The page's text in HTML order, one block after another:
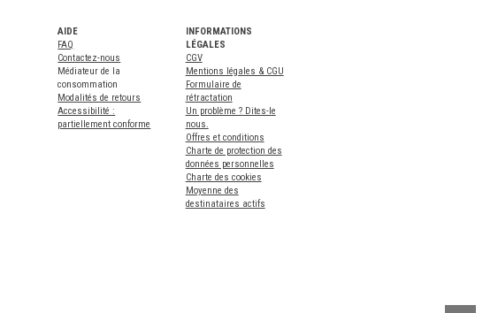
AIDE
FAQ
Contactez-nous
Médiateur de la
consommation
Modalités de retours
Accessibilité :
partiellement conforme
INFORMATIONS
LÉGALES
CGV
Mentions légales & CGU
Formulaire de
rétractation
Un problème ? Dites-le
nous.
Offres et conditions
Charte de protection des
données personnelles
Charte des cookies
Moyenne des
destinataires actifs